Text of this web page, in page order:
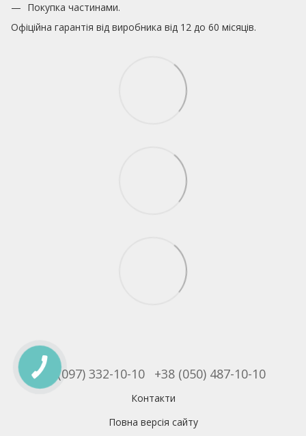
Покупка частинами.
Офіційна гарантія від виробника від 12 до 60 місяців.
+38 (097) 332-10-10 +38 (050) 487-10-10
Контакти
Повна версія сайту